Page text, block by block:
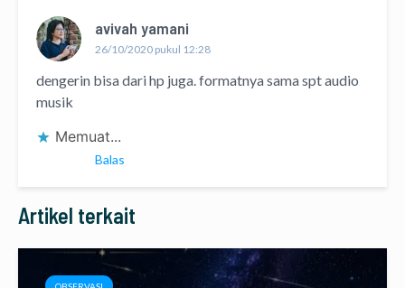
avivah yamani
26/10/2020 pukul 12:28
dengerin bisa dari hp juga. formatnya sama spt audio
musik
Memuat...
Balas
Artikel terkait